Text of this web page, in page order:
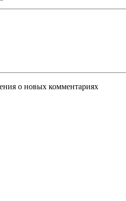
о новых комментариях